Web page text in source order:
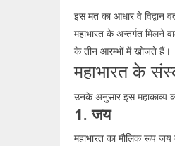
इस मत का आधार वे विद्वान
महाभारत के अन्तर्गत मिलने
के तीन आरम्भों में खोजते हैं।
महाभारत के
उनके अनुसार इस महाकाव्य
1. जय
महाभारत का मौलिक रूप जय